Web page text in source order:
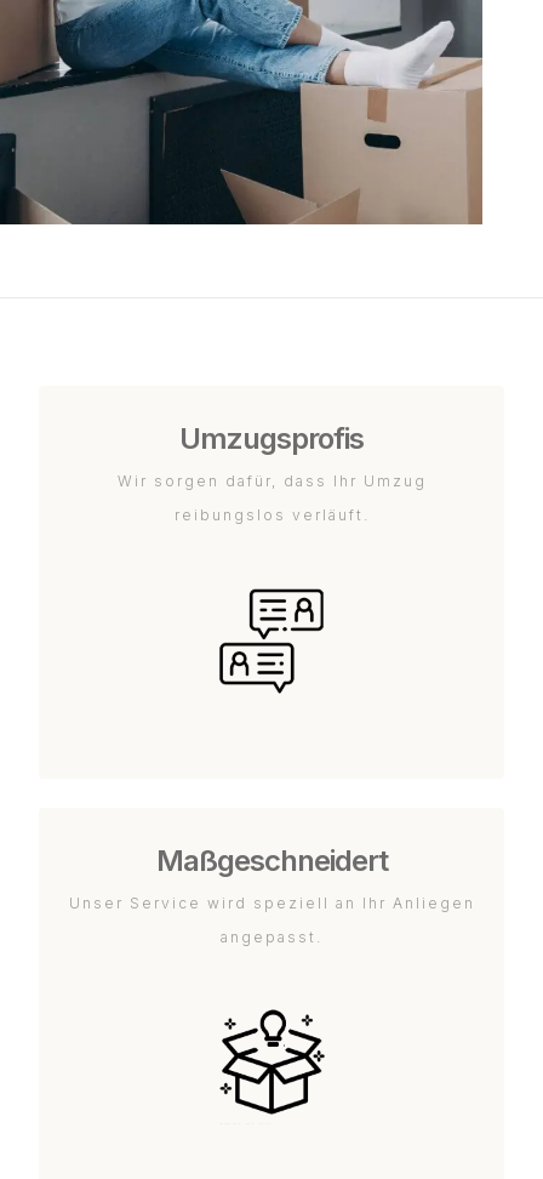
Umzugsprofis
Wir sorgen dafür, dass Ihr Umzug
reibungslos verläuft.
Maßgeschneidert
Unser Service wird speziell an Ihr Anliegen
angepasst.